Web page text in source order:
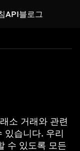
API블로그
소 거래와 관련
있습니다. 우리
수 있도록 모든